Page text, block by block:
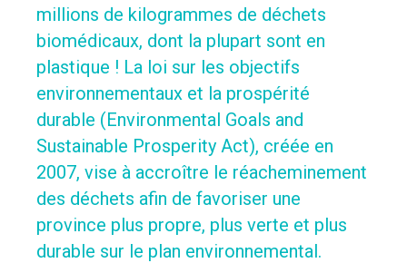
millions de kilogrammes de déchets
biomédicaux, dont la plupart sont en
plastique ! La loi sur les objectifs
environnementaux et la prospérité
durable (Environmental Goals and
Sustainable Prosperity Act), créée en
2007, vise à accroître le réacheminement
des déchets afin de favoriser une
province plus propre, plus verte et plus
durable sur le plan environnemental.